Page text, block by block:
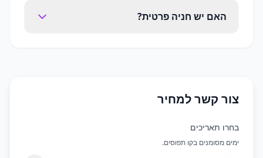
האם יש חניה פרטית?
צור קשר למחיר
בחרו תאריכים
ימים מסומנים בקו תפוסים.